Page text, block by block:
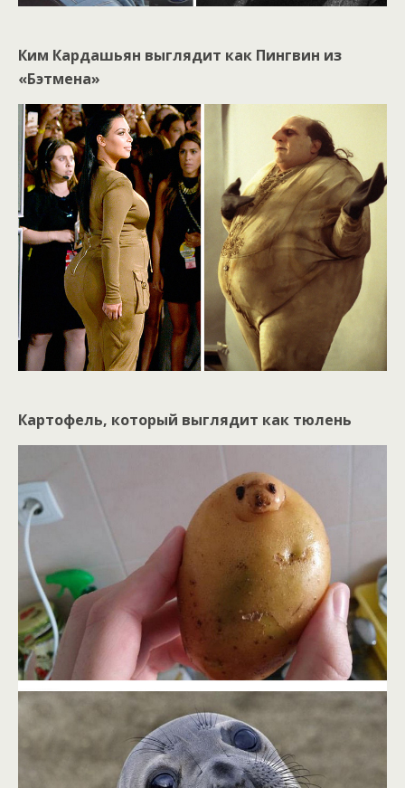
Ким Кардашьян выглядит как Пингвин из
«Бэтмена»
Картофель, который выглядит как тюлень